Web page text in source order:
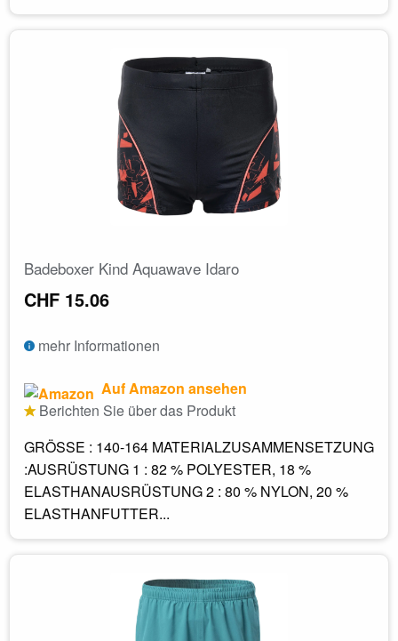
Badeboxer Kind Aquawave Idaro
CHF 15.06
mehr Informationen
Auf Amazon ansehen
Berichten Sie über das Produkt
GRÖSSE : 140-164 MATERIALZUSAMMENSETZUNG
:AUSRÜSTUNG 1 : 82 % POLYESTER, 18 %
ELASTHANAUSRÜSTUNG 2 : 80 % NYLON, 20 %
ELASTHANFUTTER...